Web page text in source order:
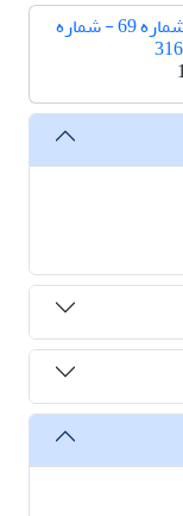
دوره 41، شماره 69 - شماره